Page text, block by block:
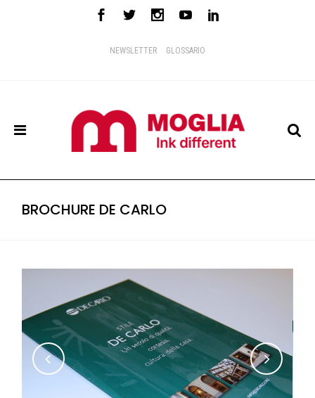
NEWSLETTER GLOSSARIO
BROCHURE DE CARLO